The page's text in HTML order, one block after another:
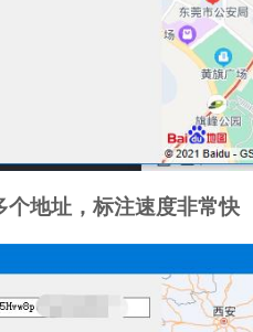
个地址，标注速度非常快